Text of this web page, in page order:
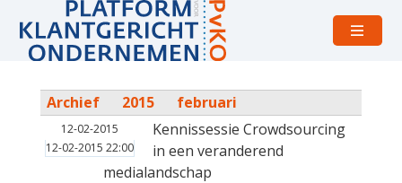
Open
Archief 2015 februari
12-02-2015
12-02-2015 22:00
Kennissessie Crowdsourcing
in een veranderend
medialandschap